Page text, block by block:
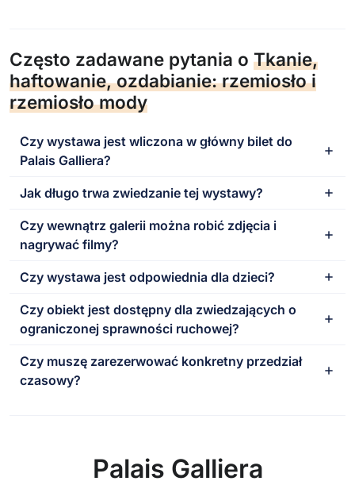
Często zadawane pytania o Tkanie,
haftowanie, ozdabianie: rzemiosło i
rzemiosło mody
Czy wystawa jest wliczona w główny bilet do
Palais Galliera?
Jak długo trwa zwiedzanie tej wystawy?
Czy wewnątrz galerii można robić zdjęcia i
nagrywać filmy?
Czy wystawa jest odpowiednia dla dzieci?
Czy obiekt jest dostępny dla zwiedzających o
ograniczonej sprawności ruchowej?
Czy muszę zarezerwować konkretny przedział
czasowy?
Palais Galliera